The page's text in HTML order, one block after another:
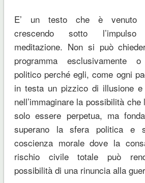
E’ un testo che è venuto
crescendo sotto
meditazione. Non si può
programma esclusivamente o
politico perché egli, come ogni
in testa un pizzico di illusione
nell’immaginare la possibilità
solo essere perpetua, ma
superano la sfera politica e
coscienza morale dove la
rischio civile totale può
possibilità di una rinuncia alla